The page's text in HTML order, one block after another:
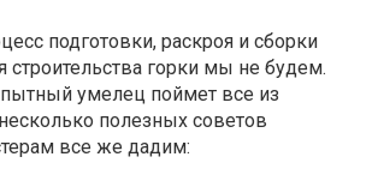
подготовки, раскроя и сборки
строительства горки мы не будем.
умелец поймет все из
полезных советов
все же дадим: